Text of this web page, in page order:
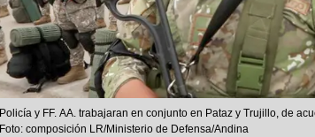
Policía y FF. AA. trabajaran en conjunto en Pataz y Trujillo, de
Foto: composición LR/Ministerio de Defensa/Andina